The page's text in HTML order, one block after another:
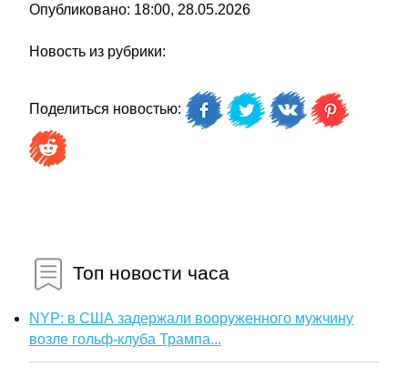
Опубликовано: 18:00, 28.05.2026
Новость из рубрики:
Поделиться новостью:
Топ новости часа
NYP: в США задержали вооруженного мужчину
возле гольф-клуба Трампа...